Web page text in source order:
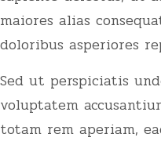
maiores alias
doloribus asperiores
Sed ut perspiciatis
voluptatem
totam rem aperiam,